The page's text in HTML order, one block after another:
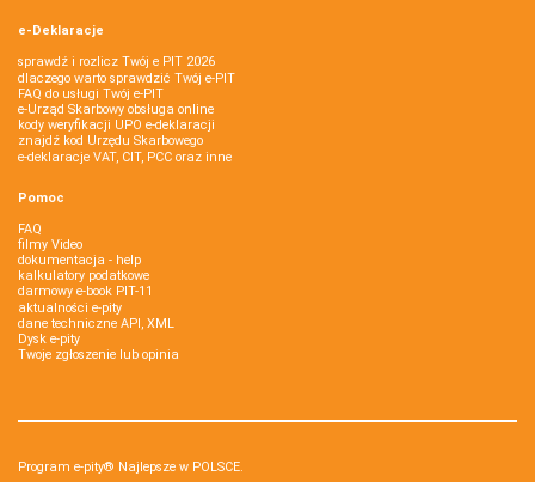
e-Deklaracje
sprawdź i rozlicz Twój e PIT 2026
dlaczego warto sprawdzić Twój e-PIT
FAQ do usługi Twój e-PIT
e-Urząd Skarbowy obsługa online
kody weryfikacji UPO e-deklaracji
znajdź kod Urzędu Skarbowego
e-deklaracje VAT, CIT, PCC oraz inne
Pomoc
FAQ
filmy Video
dokumentacja - help
kalkulatory podatkowe
darmowy e-book PIT-11
aktualności e-pity
dane techniczne API, XML
Dysk e-pity
Twoje zgłoszenie lub opinia
Program e-pity® Najlepsze w POLSCE.